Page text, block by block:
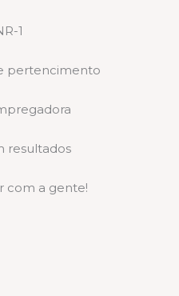
1
pertencimento
resultados
com a gente!